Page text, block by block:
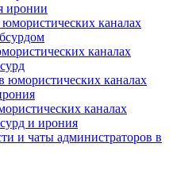
иронии
каналах
каналах
юмористических каналах
каналах
и ирония
и чаты администраторов в